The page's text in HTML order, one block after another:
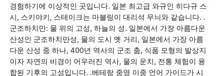
경험하기에 이상적인 곳입니다. 일본 최고급 와규인 히다규 스
시, 스키야키, 스테이크는 마블링이 대리석 무늬와 같습니다. .
군조하치만: 물 위의 고성, 하늘의 성. 일본에서 가장 아름다운
산성인 군조하치만성, 물의 도시 옛 거리, 일본에서 가장 아름
다운 산성 중 하나, 400년 역사의 군조 춤, 식품 모형의 발상지
이자 자연의 비경이 어우러진 역사, 물의 운치, 전통 체험이 융
합된 기후의 고성입니다. .베테랑 중영 이중 언어 가이드가 시